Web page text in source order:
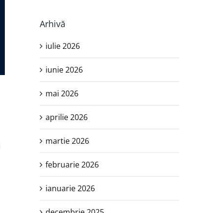
Arhivă
iulie 2026
iunie 2026
mai 2026
aprilie 2026
martie 2026
februarie 2026
ianuarie 2026